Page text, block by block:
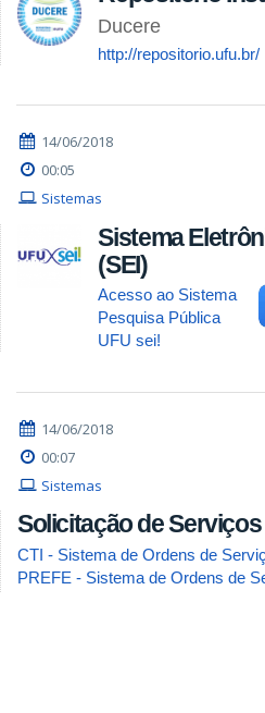
Ducere
http://repositorio.ufu.br/
14/06/2018
00:05
Sistemas
Sistema
(SEI)
Acesso ao Sistema
Pesquisa Pública
UFU sei!
14/06/2018
00:07
Sistemas
Solicitação de Serviços
CTI - Sistema de Ordens de
PREFE - Sistema de Ordens de